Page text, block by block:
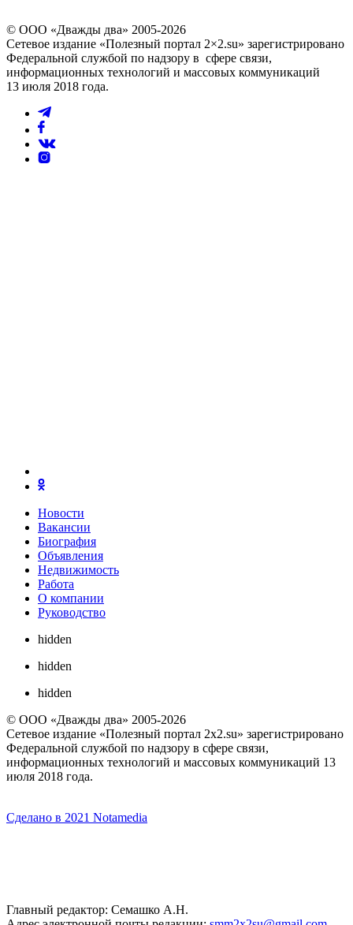
© ООО «Дважды два» 2005-2026
Сетевое издание «Полезный портал 2×2.su» зарегистрировано
Федеральной службой по надзору в сфере связи,
информационных технологий и массовых коммуникаций
13 июля 2018 года.
Новости
Вакансии
Биография
Объявления
Недвижимость
Работа
О компании
Руководство
hidden
hidden
hidden
© ООО «Дважды два» 2005-2026
Сетевое издание «Полезный портал 2x2.su» зарегистрировано
Федеральной службой по надзору в сфере связи,
информационных технологий и массовых коммуникаций 13
июля 2018 года.
Сделано в 2021 Notamedia
Главный редактор: Семашко А.Н.